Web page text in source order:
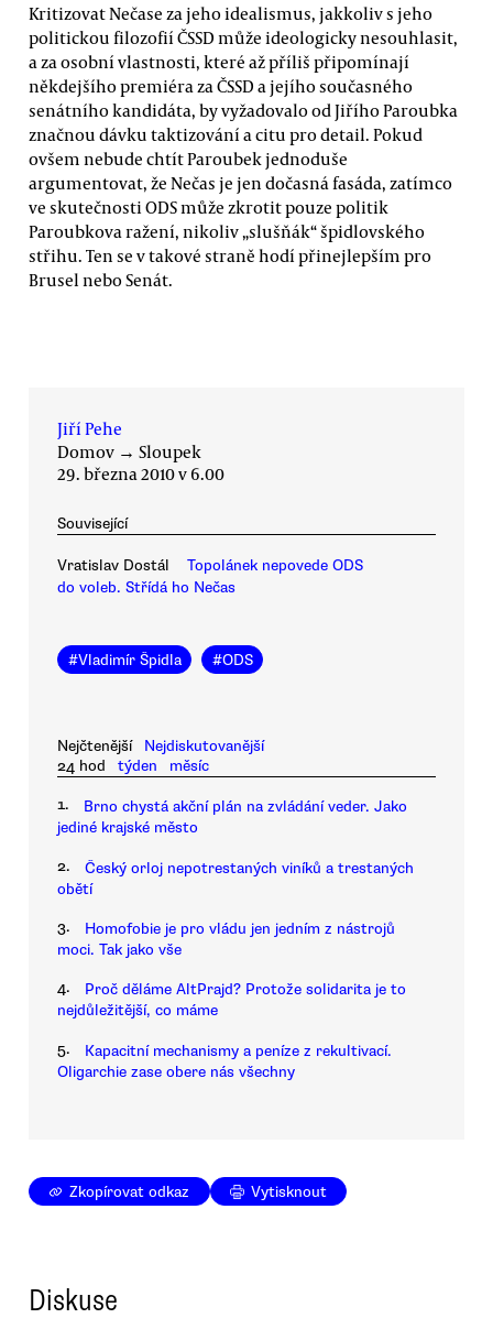
Kritizovat Nečase za jeho idealismus, jakkoliv s jeho
politickou filozofií ČSSD může ideologicky nesouhlasit,
a za osobní vlastnosti, které až příliš připomínají
někdejšího premiéra za ČSSD a jejího současného
senátního kandidáta, by vyžadovalo od Jiřího Paroubka
značnou dávku taktizování a citu pro detail. Pokud
ovšem nebude chtít Paroubek jednoduše
argumentovat, že Nečas je jen dočasná fasáda, zatímco
ve skutečnosti ODS může zkrotit pouze politik
Paroubkova ražení, nikoliv „slušňák“ špidlovského
střihu. Ten se v takové straně hodí přinejlepším pro
Brusel nebo Senát.
Jiří Pehe
Domov → Sloupek
29. března 2010 v 6.00
Související
Vratislav Dostál
Topolánek nepovede ODS
do voleb. Střídá ho Nečas
#Vladimír Špidla #ODS
Nejčtenější
Nejdiskutovanější
24 hod
týden měsíc
1.
Brno chystá akční plán na zvládání veder. Jako
jediné krajské město
2.
Český orloj nepotrestaných viníků a trestaných
obětí
3.
Homofobie je pro vládu jen jedním z nástrojů
moci. Tak jako vše
4.
Proč děláme AltPrajd? Protože solidarita je to
nejdůležitější, co máme
5.
Kapacitní mechanismy a peníze z rekultivací.
Oligarchie zase obere nás všechny
Zkopírovat odkaz Vytisknout
Diskuse